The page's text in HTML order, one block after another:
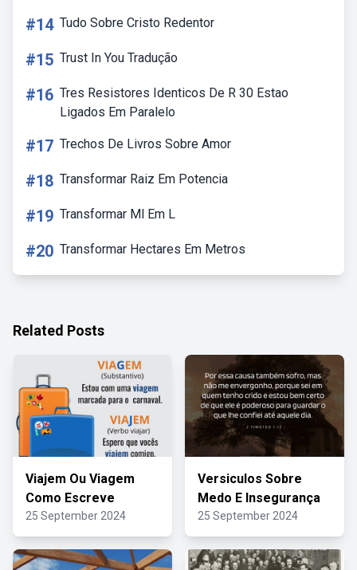
#14 Tudo Sobre Cristo Redentor
#15 Trust In You Tradução
#16 Tres Resistores Identicos De R 30 Estao
Ligados Em Paralelo
#17 Trechos De Livros Sobre Amor
#18 Transformar Raiz Em Potencia
#19 Transformar Ml Em L
#20 Transformar Hectares Em Metros
Related Posts
Viajem Ou Viagem
Como Escreve
25 September 2024
Versiculos Sobre
Medo E Insegurança
25 September 2024